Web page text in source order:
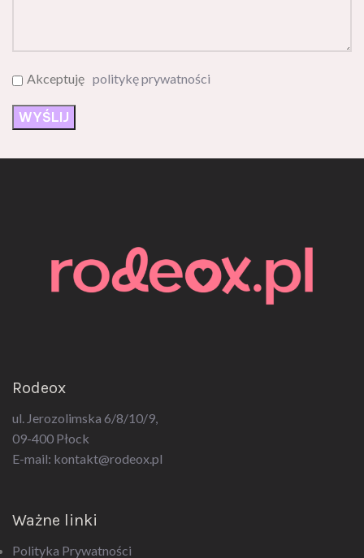
Akceptuję politykę prywatności
Rodeox
ul. Jerozolimska 6/8/10/9,
09-400 Płock
E-mail: kontakt@rodeox.pl
Ważne linki
Polityka Prywatności